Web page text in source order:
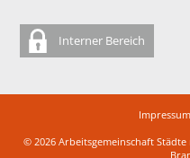
Interner Bereich
Impressum
© 2026 Arbeitsgemeinschaft